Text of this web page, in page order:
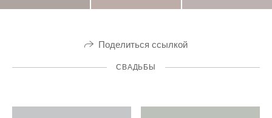
Поделиться ссылкой
СВАДЬБЫ